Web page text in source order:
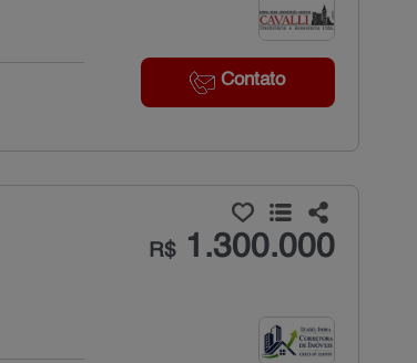
Contato
R$1.300.000